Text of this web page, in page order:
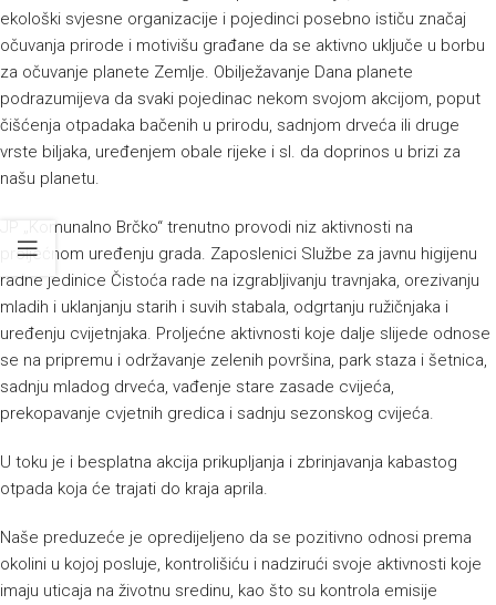
ekološki svjesne organizacije i pojedinci posebno ističu značaj
očuvanja prirode i motivišu građane da se aktivno uključe u borbu
za očuvanje planete Zemlje. Obilježavanje Dana planete
podrazumijeva da svaki pojedinac nekom svojom akcijom, poput
čišćenja otpadaka bačenih u prirodu, sadnjom drveća ili druge
vrste biljaka, uređenjem obale rijeke i sl. da doprinos u brizi za
našu planetu.
JP „Komunalno Brčko“ trenutno provodi niz aktivnosti na
proljećnom uređenju grada. Zaposlenici Službe za javnu higijenu
radne jedinice Čistoća rade na izgrabljivanju travnjaka, orezivanju
mladih i uklanjanju starih i suvih stabala, odgrtanju ružičnjaka i
uređenju cvijetnjaka. Proljećne aktivnosti koje dalje slijede odnose
se na pripremu i održavanje zelenih površina, park staza i šetnica,
sadnju mladog drveća, vađenje stare zasade cvijeća,
prekopavanje cvjetnih gredica i sadnju sezonskog cvijeća.
U toku je i besplatna akcija prikupljanja i zbrinjavanja kabastog
otpada koja će trajati do kraja aprila.
Naše preduzeće je opredijeljeno da se pozitivno odnosi prema
okolini u kojoj posluje, kontrolišiću i nadzirući svoje aktivnosti koje
imaju uticaja na životnu sredinu, kao što su kontrola emisije